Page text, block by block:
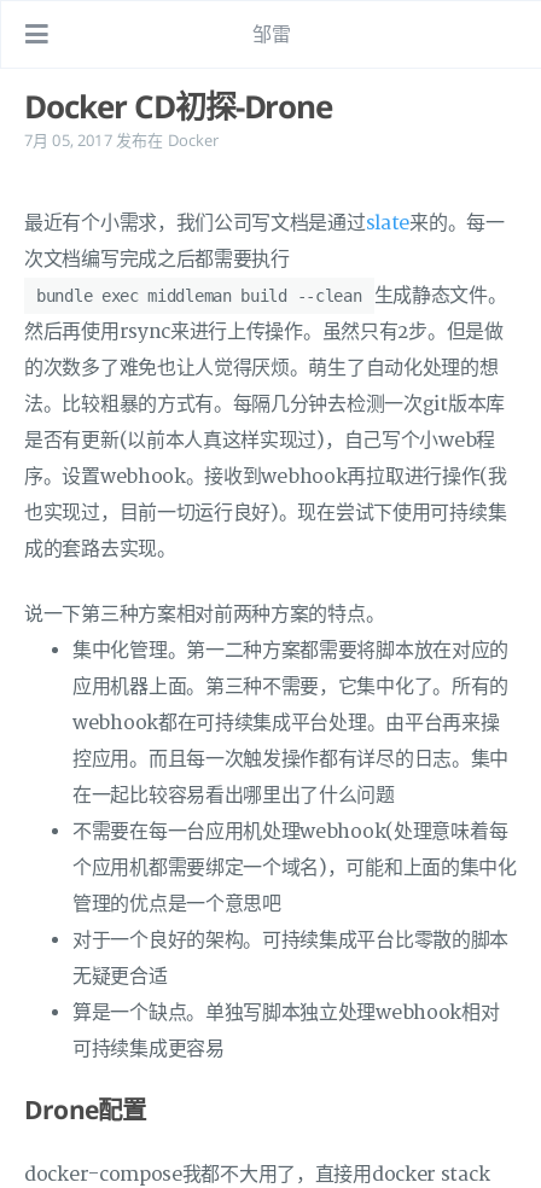
邹雷
Docker CD初探-Drone
7月 05, 2017 发布在 Docker
最近有个小需求，我们公司写文档是通过slate来的。每一
次文档编写完成之后都需要执行
bundle exec middleman build --clean
生成静态文件。
然后再使用rsync来进行上传操作。虽然只有2步。但是做
的次数多了难免也让人觉得厌烦。萌生了自动化处理的想
法。比较粗暴的方式有。每隔几分钟去检测一次git版本库
是否有更新(以前本人真这样实现过)，自己写个小web程
序。设置webhook。接收到webhook再拉取进行操作(我
也实现过，目前一切运行良好)。现在尝试下使用可持续集
成的套路去实现。
说一下第三种方案相对前两种方案的特点。
集中化管理。第一二种方案都需要将脚本放在对应的
应用机器上面。第三种不需要，它集中化了。所有的
webhook都在可持续集成平台处理。由平台再来操
控应用。而且每一次触发操作都有详尽的日志。集中
在一起比较容易看出哪里出了什么问题
不需要在每一台应用机处理webhook(处理意味着每
个应用机都需要绑定一个域名)，可能和上面的集中化
管理的优点是一个意思吧
对于一个良好的架构。可持续集成平台比零散的脚本
无疑更合适
算是一个缺点。单独写脚本独立处理webhook相对
可持续集成更容易
Drone配置
docker-compose我都不大用了，直接用docker stack